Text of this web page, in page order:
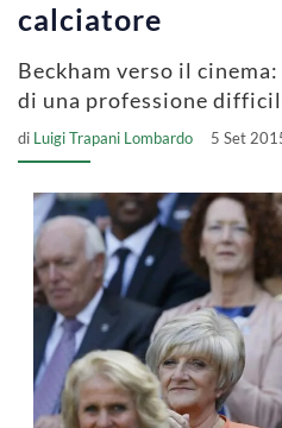
calciatore
Beckham verso il
di una professione
di Luigi Trapani Lombardo 5 Set